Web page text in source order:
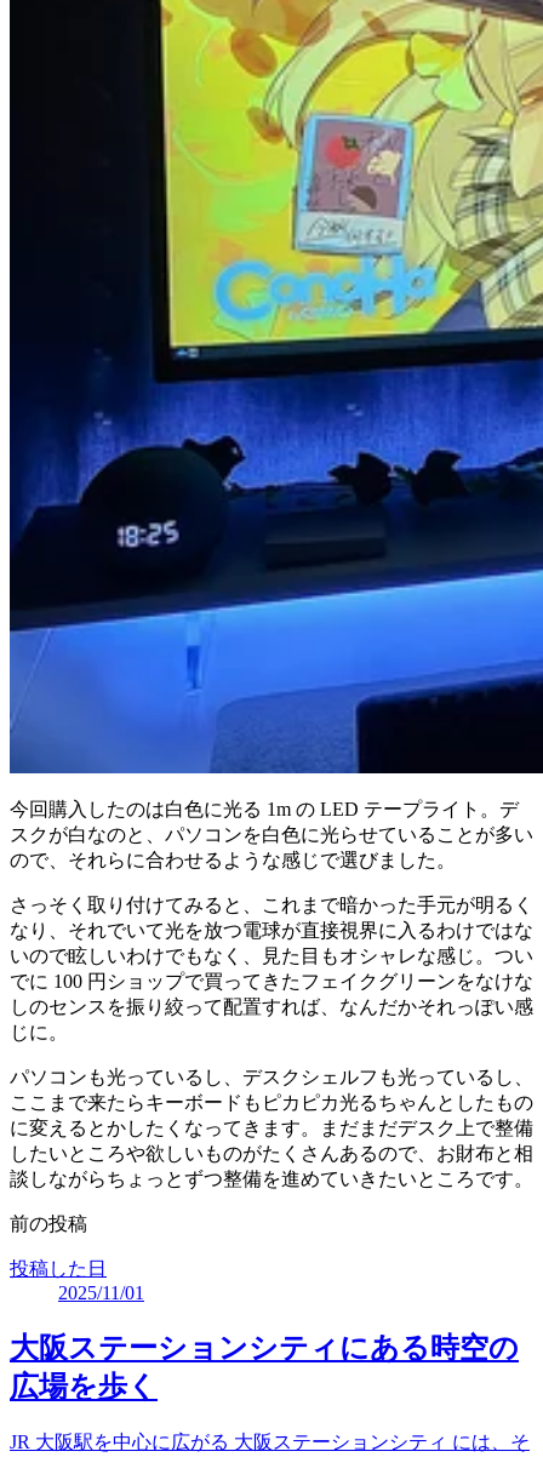
今回購入したのは白色に光る 1m の LED テープライト。デ
スクが白なのと、パソコンを白色に光らせていることが多い
ので、それらに合わせるような感じで選びました。
さっそく取り付けてみると、これまで暗かった手元が明るく
なり、それでいて光を放つ電球が直接視界に入るわけではな
いので眩しいわけでもなく、見た目もオシャレな感じ。つい
でに 100 円ショップで買ってきたフェイクグリーンをなけな
しのセンスを振り絞って配置すれば、なんだかそれっぽい感
じに。
パソコンも光っているし、デスクシェルフも光っているし、
ここまで来たらキーボードもピカピカ光るちゃんとしたもの
に変えるとかしたくなってきます。まだまだデスク上で整備
したいところや欲しいものがたくさんあるので、お財布と相
談しながらちょっとずつ整備を進めていきたいところです。
前の投稿
投稿した日
2025/11/01
大阪ステーションシティにある時空の
広場を歩く
JR 大阪駅を中心に広がる 大阪ステーションシティ には、そ